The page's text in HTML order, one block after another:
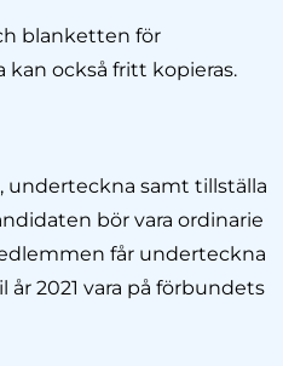
blanketten för
också fritt kopieras.
underteckna samt tillställa
bör vara ordinarie
får underteckna
2021 vara på förbundets